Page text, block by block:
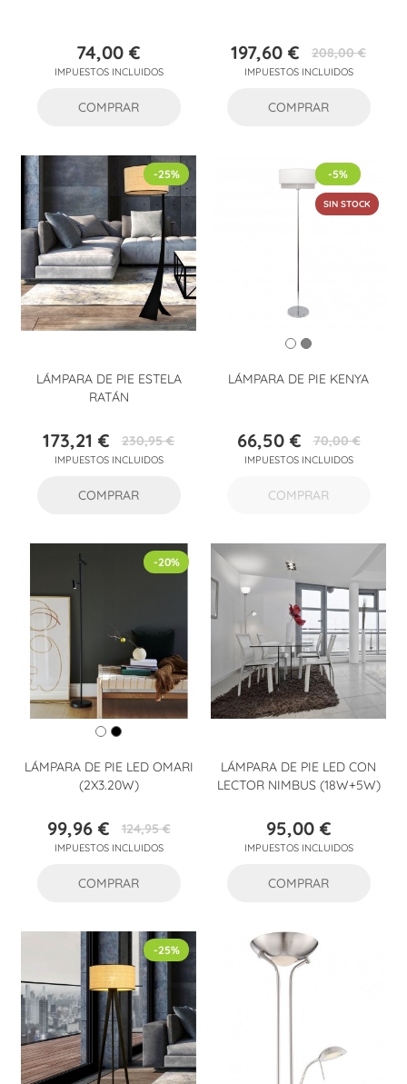
Precio
74,00 €
IMPUESTOS INCLUIDOS
COMPRAR
Precio
197,60 €Precio
base
208,00 €
IMPUESTOS INCLUIDOS
COMPRAR
LÁMPARA DE PIE ESTELA
RATÁN
Precio
173,21 €Precio
base
230,95 €
IMPUESTOS INCLUIDOS
-25%
COMPRAR
LÁMPARA DE PIE KENYA
Precio
66,50 €Precio
base
70,00 €
IMPUESTOS INCLUIDOS
-5%
SIN STOCK
COMPRAR
LÁMPARA DE PIE LED OMARI
(2X3.20W)
Precio
99,96 €Precio
base
124,95 €
IMPUESTOS INCLUIDOS
-20%
COMPRAR
LÁMPARA DE PIE LED CON
LECTOR NIMBUS (18W+5W)
Precio
95,00 €
IMPUESTOS INCLUIDOS
COMPRAR
-25%